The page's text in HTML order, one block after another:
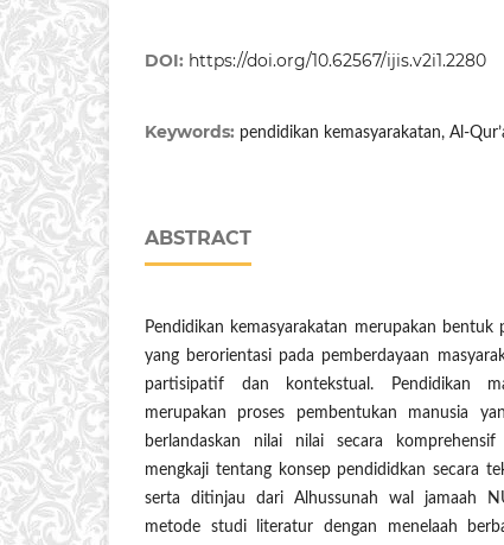
DOI: https://doi.org/10.62567/ijis.v2i1.2280
Keywords: pendidikan kemasyarakatan, Al-
ABSTRACT
Pendidikan kemasyarakatan merupakan
yang berorientasi pada pemberdayaan
partisipatif dan kontekstual. Pendidikan
merupakan proses pembentukan manusia
berlandaskan nilai nilai secara
mengkaji tentang konsep pendididkan secara
serta ditinjau dari Alhussunah wal jamaah
metode studi literatur dengan menelaah